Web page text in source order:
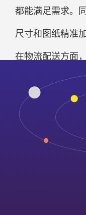
都能满足需求。
尺寸和图纸精准
在物流配送方面
达。售后团队
求和，就是选择
304不锈钢无缝管的实